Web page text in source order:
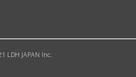
LDH JAPAN Inc.